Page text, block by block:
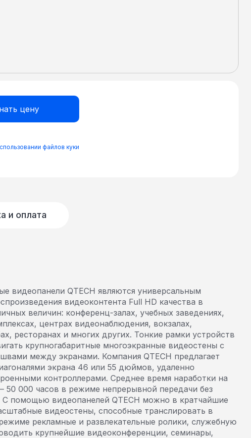
файлов куки
и оплата
видеопанели QTECH являются универсальным
видеоконтента Full HD качества в
величин: конференц-залах, учебных заведениях,
центрах видеонаблюдения, вокзалах,
ресторанах и многих других. Тонкие рамки устройств
крупногабаритные многоэкранные видеостены с
между экранами. Компания QTECH предлагает
экрана 46 или 55 дюймов, удаленно
контроллерами. Среднее время наработки на
50 000 часов в режиме непрерывной передачи без
С помощью видеопанелей QTECH можно в кратчайшие
видеостены, способные транслировать в
рекламные и развлекательные ролики, служебную
крупнейшие видеоконференции, семинары,